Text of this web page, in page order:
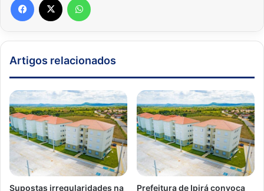
Artigos relacionados
Supostas irregularidades na
Prefeitura de Ipirá convoca